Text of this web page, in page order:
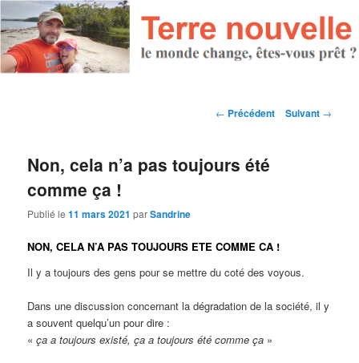
Navigation des articles
← Précédent Suivant →
Non, cela n’a pas toujours été
comme ça !
Publié le11 mars 2021 parSandrine
NON, CELA N’A PAS TOUJOURS ETE COMME CA !
Il y a toujours des gens pour se mettre du coté des voyous.
Dans une discussion concernant la dégradation de la société, il y
a souvent quelqu’un pour dire :
«ça a toujours existé, ça a toujours été comme ça »